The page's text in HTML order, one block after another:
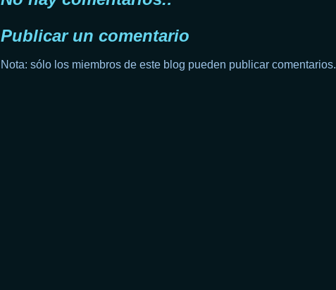
Publicar un comentario
Nota: sólo los miembros de este blog pueden publicar comentarios.